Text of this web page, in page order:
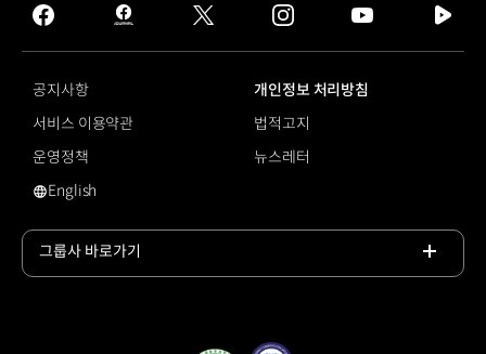
GROUP
facebook
hmg
journal
twitter instagram
tv
공지사항
개인정보 처리방침
서비스 이용약관
법적고지
운영정책
뉴스레터
영문 사이트로 이동
English
그룹사 바로가기